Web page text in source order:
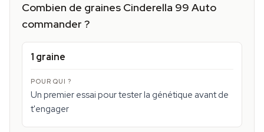
Combien de graines Cinderella 99 Auto
commander ?
1 graine
Un premier essai pour tester la génétique avant de
t'engager